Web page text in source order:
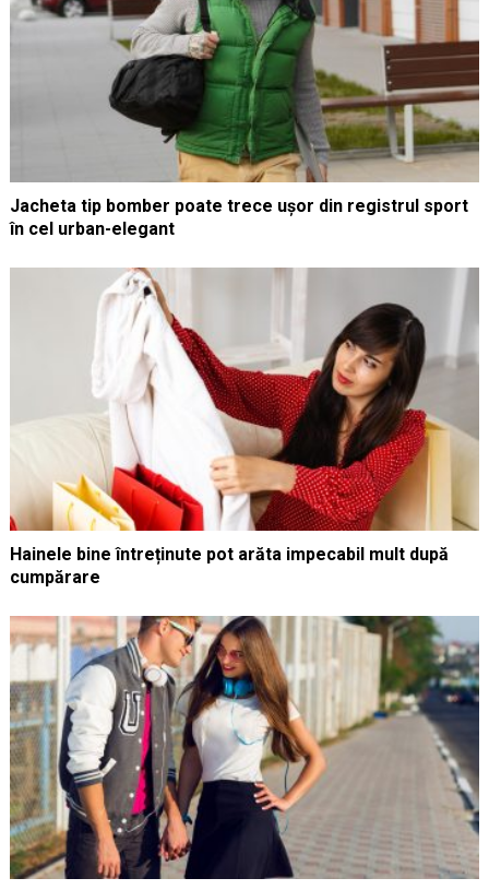
Jacheta tip bomber poate trece ușor din registrul sport
în cel urban-elegant
Hainele bine întreținute pot arăta impecabil mult după
cumpărare